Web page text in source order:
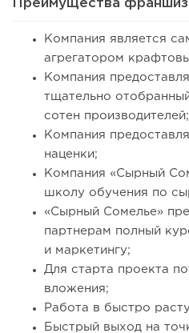
Преимущества
Компания является
агрегатором
Компания
тщательно
сотен производителей;
Компания
наценки;
Компания «Сырный
школу обучения по
«Сырный Сомелье»
партнерам полный
и маркетингу;
Для старта проекта
вложения;
Работа в быстро
Быстрый выход на